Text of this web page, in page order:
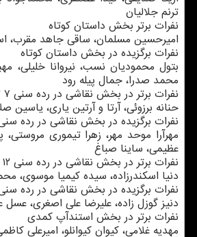
ترنم جلالیان
نفرات برتر بخش داستان کوتاه
امیرحسین مسلمان، ساقی جاهد مقرب،
نفرات برگزیده در بخش داستان کوتاه
بتول محمودیان نسب، نیروانا خلیلی،
محمد صدرا، جمال پیله رود
نفرات برتر در بخش نقاشی در رده سنی ۷ تا ۱۱ سال
حنانه برزوئی، آرتا و آرتین یاری، یاسین
نفرات برگزیده در بخش نقاشی در رده سنی ۷ تا ۱۱
مهرآرا موحد مهر، زهرا تیموری
عظیمی، ساینا صباغ
نفرات برتر در بخش نقاشی در رده سنی ۱۲ تا ۱۵ سال
دنیا اسکندرزاده، سیده کیمیا موسوی،
نفرات برگزیده در بخش نقاشی در رده سنی ۱۲ تا ۱۵
دنیز گوزل زاده، علیرضا علی اصغری، عسل
نفرات برتر در بخش استندآپ کمدی
مهدیه غلامی، کیوان کیوانلو، امیرعلی